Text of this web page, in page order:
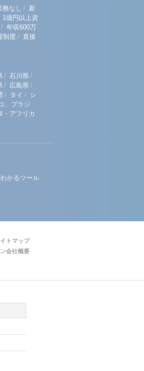
務なし / 新
1億円以上資
/ 年収600万
制度 / 直接
/ 石川県 /
/ 広島県 /
/ タイ / シ
、ブラジ
・アフリカ
かるツール
トマップ
会社概要